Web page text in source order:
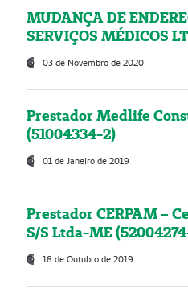
MUDANÇA DE
SERVIÇOS MÉDICOS
03 de Novembro de 2020
Prestador Medlife
(51004334-2)
01 de Janeiro de 2019
Prestador CERPAM –
S/S Ltda-ME
18 de Outubro de 2019